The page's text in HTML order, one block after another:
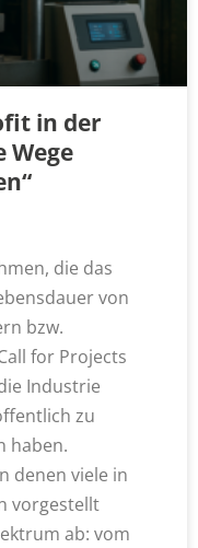
in der
Wege
die das
von
bzw.
for Projects
Industrie
zu
haben.
denen viele in
vorgestellt
ab: vom